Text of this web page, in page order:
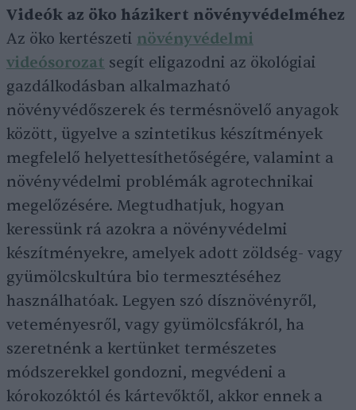
Videók az öko házikert növényvédelméhez
Az öko kertészeti növényvédelmi
videósorozat segít eligazodni az ökológiai
gazdálkodásban alkalmazható
növényvédőszerek és termésnövelő anyagok
között, ügyelve a szintetikus készítmények
megfelelő helyettesíthetőségére, valamint a
növényvédelmi problémák agrotechnikai
megelőzésére. Megtudhatjuk, hogyan
keressünk rá azokra a növényvédelmi
készítményekre, amelyek adott zöldség- vagy
gyümölcskultúra bio termesztéséhez
használhatóak. Legyen szó dísznövényről,
veteményesről, vagy gyümölcsfákról, ha
szeretnénk a kertünket természetes
módszerekkel gondozni, megvédeni a
kórokozóktól és kártevőktől, akkor ennek a